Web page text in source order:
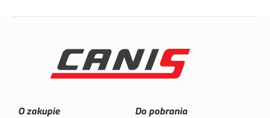
O zakupie Do pobrania